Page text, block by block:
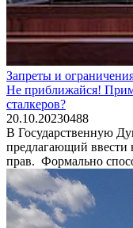
Запреты и
Не приближайся!
сталкеров?
20.10.20230488
В Государственную
предлагающий ввести
прав. Формально